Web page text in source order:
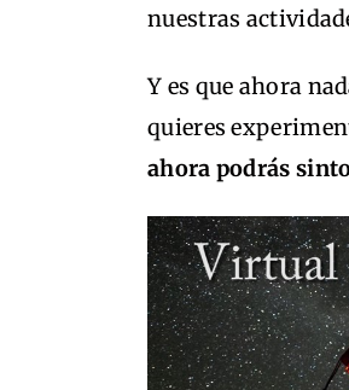
nuestras
Y es que ahora
quieres
ahora podrás